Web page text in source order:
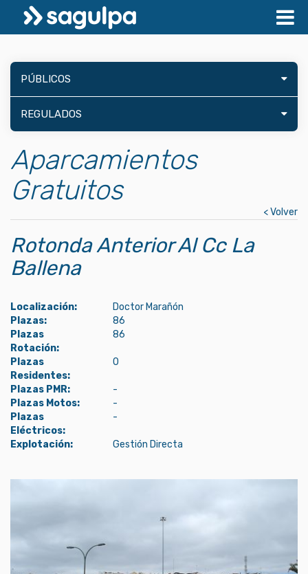
PÚBLICOS
REGULADOS
Aparcamientos
Gratuitos
< Volver
Rotonda Anterior Al Cc La
Ballena
Localización:
Doctor Marañón
Plazas:
86
Plazas
Rotación:
86
Plazas
Residentes:
0
Plazas PMR:
-
Plazas Motos:
-
Plazas
Eléctricos:
-
Explotación: Gestión Directa